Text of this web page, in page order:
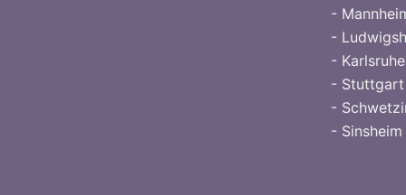
-
-
- Karlsruhe
- Stuttgart
-
- Sinsheim